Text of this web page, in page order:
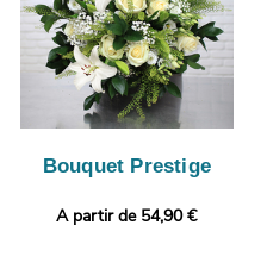
Bouquet Prestige
A partir de 54,90 €